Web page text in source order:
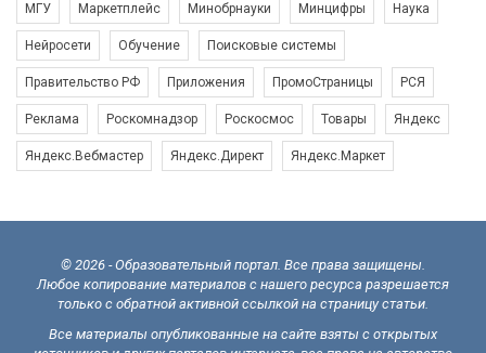
МГУ Маркетплейс Минобрнауки Минцифры Наука
Нейросети Обучение Поисковые системы
Правительство РФ Приложения ПромоСтраницы РСЯ
Реклама Роскомнадзор Роскосмос Товары Яндекс
Яндекс.Вебмастер Яндекс.Директ Яндекс.Маркет
© 2026 - Образовательный портал. Все права защищены.
Любое копирование материалов с нашего ресурса разрешается
только с обратной активной ссылкой на страницу статьи.
Все материалы опубликованные на сайте взяты с открытых